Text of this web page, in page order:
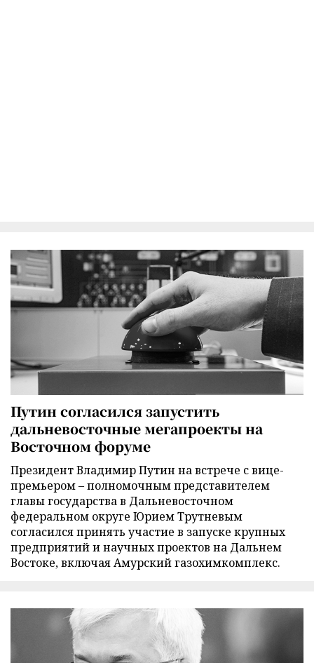
Путин согласился запустить
дальневосточные мегапроекты на
Восточном форуме
Президент Владимир Путин на встрече с вице-
премьером – полномочным представителем
главы государства в Дальневосточном
федеральном округе Юрием Трутневым
согласился принять участие в запуске крупных
предприятий и научных проектов на Дальнем
Востоке, включая Амурский газохимкомплекс.